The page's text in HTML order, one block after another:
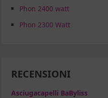
Phon 2400 watt
Phon 2300 Watt
RECENSIONI
Asciugacapelli BaByliss